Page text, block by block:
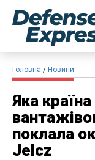
Головна Новини
Яка
поклала
Jelcz